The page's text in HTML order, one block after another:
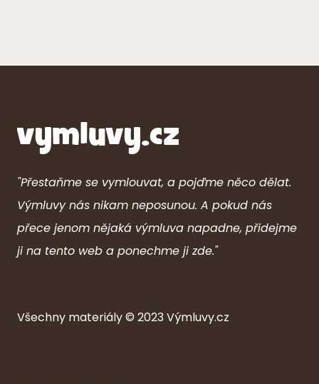
"Přestaňme se vymlouvat, a pojďme něco dělat.
Výmluvy nás nikam neposunou. A pokud nás
přece jenom nějaká výmluva napadne, přidejme
ji na tento web a ponechme ji zde."
Všechny materiály © 2023Výmluvy.cz